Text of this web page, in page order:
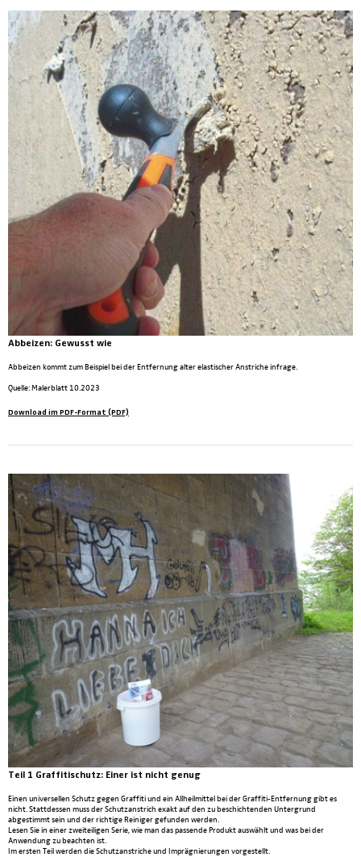
Abbeizen: Gewusst wie
Abbeizen kommt zum Beispiel bei der Entfernung alter elastischer Anstriche infrage.
Quelle: Malerblatt 10.2023
Download im PDF-Format (PDF)
Teil 1 Graffitischutz: Einer ist nicht genug
Einen universellen Schutz gegen Graffiti und ein Allheilmittel bei der Graffiti-Entfernung gibt es
nicht. Stattdessen muss der Schutzanstrich exakt auf den zu beschichtenden Untergrund
abgestimmt sein und der richtige Reiniger gefunden werden.
Lesen Sie in einer zweiteiligen Serie, wie man das passende Produkt auswählt und was bei der
Anwendung zu beachten ist.
Im ersten Teil werden die Schutzanstriche und Imprägnierungen vorgestellt.